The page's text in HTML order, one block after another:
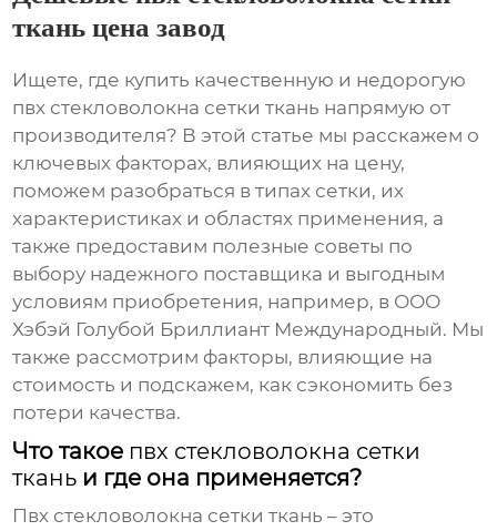
ткань цена завод
Ищете, где купить качественную и недорогую
пвх стекловолокна сетки ткань напрямую от
производителя? В этой статье мы расскажем о
ключевых факторах, влияющих на цену,
поможем разобраться в типах сетки, их
характеристиках и областях применения, а
также предоставим полезные советы по
выбору надежного поставщика и выгодным
условиям приобретения, например, в ООО
Хэбэй Голубой Бриллиант Международный. Мы
также рассмотрим факторы, влияющие на
стоимость и подскажем, как сэкономить без
потери качества.
Что такое пвх стекловолокна сетки
ткань и где она применяется?
Пвх стекловолокна сетки ткань – это